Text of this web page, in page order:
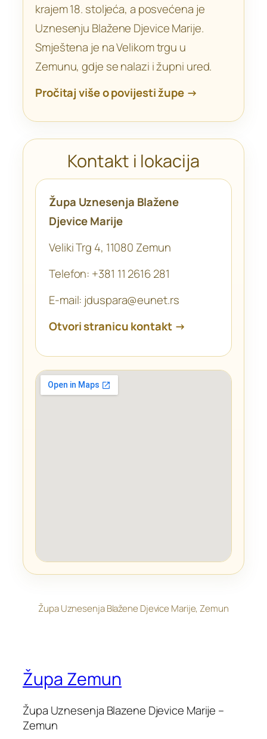
krajem 18. stoljeća, a posvećena je
Uznesenju Blažene Djevice Marije.
Smještena je na Velikom trgu u
Zemunu, gdje se nalazi i župni ured.
Pročitaj više o povijesti župe →
Kontakt i lokacija
Župa Uznesenja Blažene
Djevice Marije
Veliki Trg 4, 11080 Zemun
Telefon: +381 11 2616 281
E-mail: jduspara@eunet.rs
Otvori stranicu kontakt →
Župa Uznesenja Blažene Djevice Marije, Zemun
Župa Zemun
Župa Uznesenja Blazene Djevice Marije –
Zemun